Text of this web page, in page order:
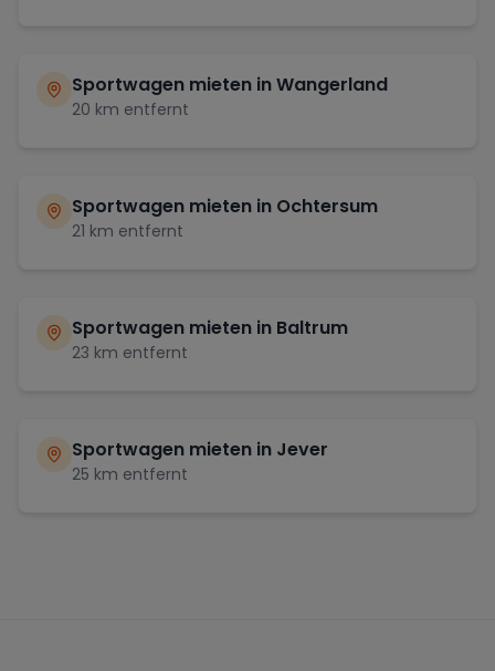
Sportwagen mieten inWangerland
20 km entfernt
Sportwagen mieten in Ochtersum
21 km entfernt
Sportwagen mieten in Baltrum
23 km entfernt
Sportwagen mieten in Jever
25 km entfernt